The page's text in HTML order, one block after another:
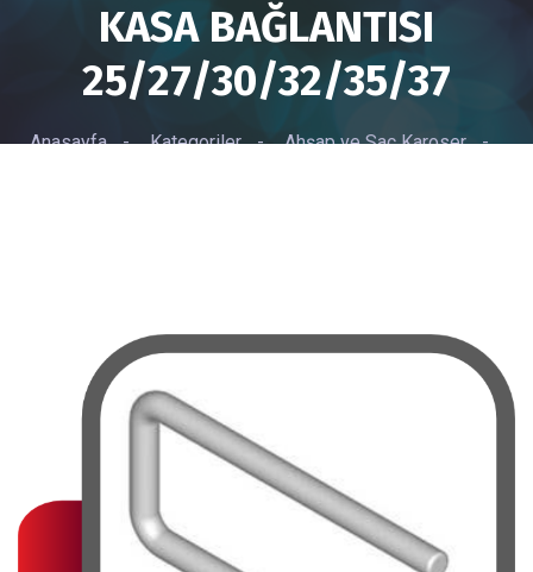
KASA BAĞLANTISI
25/27/30/32/35/37
Anasayfa - Kategoriler - Ahşap ve Sac Karoser
-